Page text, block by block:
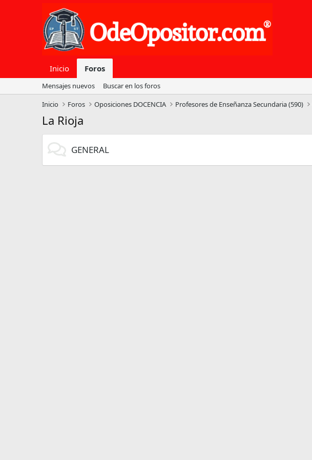
Inicio Foros
Mensajes nuevos
Buscar en los foros
Inicio
Foros Oposiciones DOCENCIA Profesores de Enseñanza Secundaria (590)
La Rioja
GENERAL